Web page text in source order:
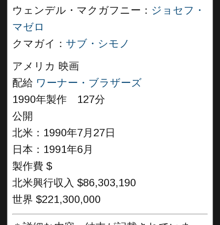
ウェンデル・マクガフニー： ジョセフ・
マゼロ
クマガイ： サブ・シモノ
アメリカ 映画
配給 ワーナー・ブラザーズ
1990年製作 127分
公開
北米：1990年7月27日
日本：1991年6月
製作費 $
北米興行収入 $86,303,190
世界 $221,300,000